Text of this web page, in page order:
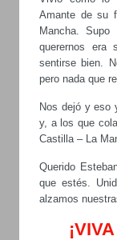
Amante de su
Mancha.
querernos era
sentirse bien.
pero nada que
Nos dejó y eso
y, a los que
Castilla – La
Querido
que estés.
alzamos